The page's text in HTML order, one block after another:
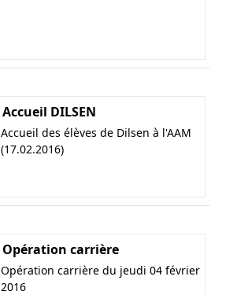
Accueil DILSEN
Accueil des élèves de Dilsen à l'AAM
(17.02.2016)
Opération carrière
Opération carrière du jeudi 04 février
2016